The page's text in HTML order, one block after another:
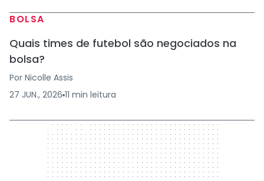
BOLSA
Quais times de futebol são negociados na
bolsa?
Por Nicolle Assis
27 JUN., 2026 11 min leitura
300 x 250